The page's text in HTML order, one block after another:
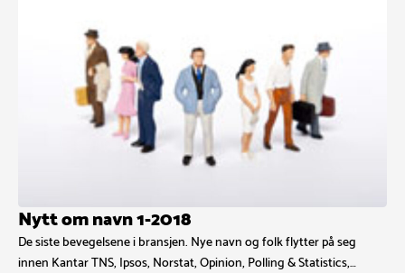
Nytt om navn 1-2018
De siste bevegelsene i bransjen. Nye navn og folk flytter på seg
innen Kantar TNS, Ipsos, Norstat, Opinion, Polling & Statistics,…